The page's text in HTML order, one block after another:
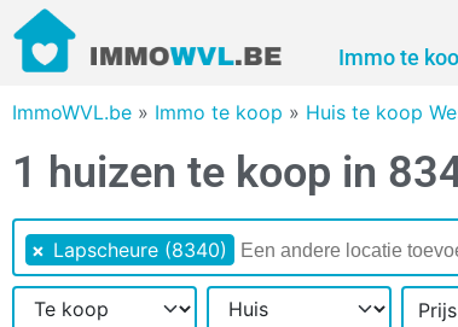
Immo te
ImmoWVL.be » Immo te koop » Huis te koop
1 huizen te koop in
× Lapscheure (8340)
Prijs